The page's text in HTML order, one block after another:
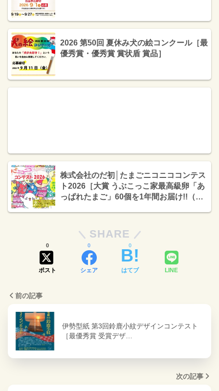
2026 第50回 夏休み犬の絵コンクール［最
優秀賞・優秀賞 賞状盾 賞品］
株式会社のだ初│たまごニコニココンテス
ト2026［大賞 うぶこっこ家最高級卵「あ
っぱれたまご」60個を1年間お届け!!（合
SHARE
ポスト
0
シェア
0
はてブ
0
LINE
前の記事
伊勢型紙 第3回鈴鹿小紋デザインコンテスト
［最優秀賞 受賞デザ…
次の記事